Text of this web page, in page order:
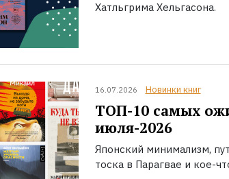
Хатльгрима Хельгасона.
16.07.2026 Новинки книг
ТОП-10 самых
июля-2026
Японский минимализм,
тоска в Парагвае и кое-